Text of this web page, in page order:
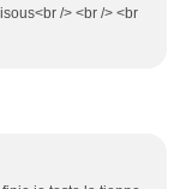
/> <br /> <br